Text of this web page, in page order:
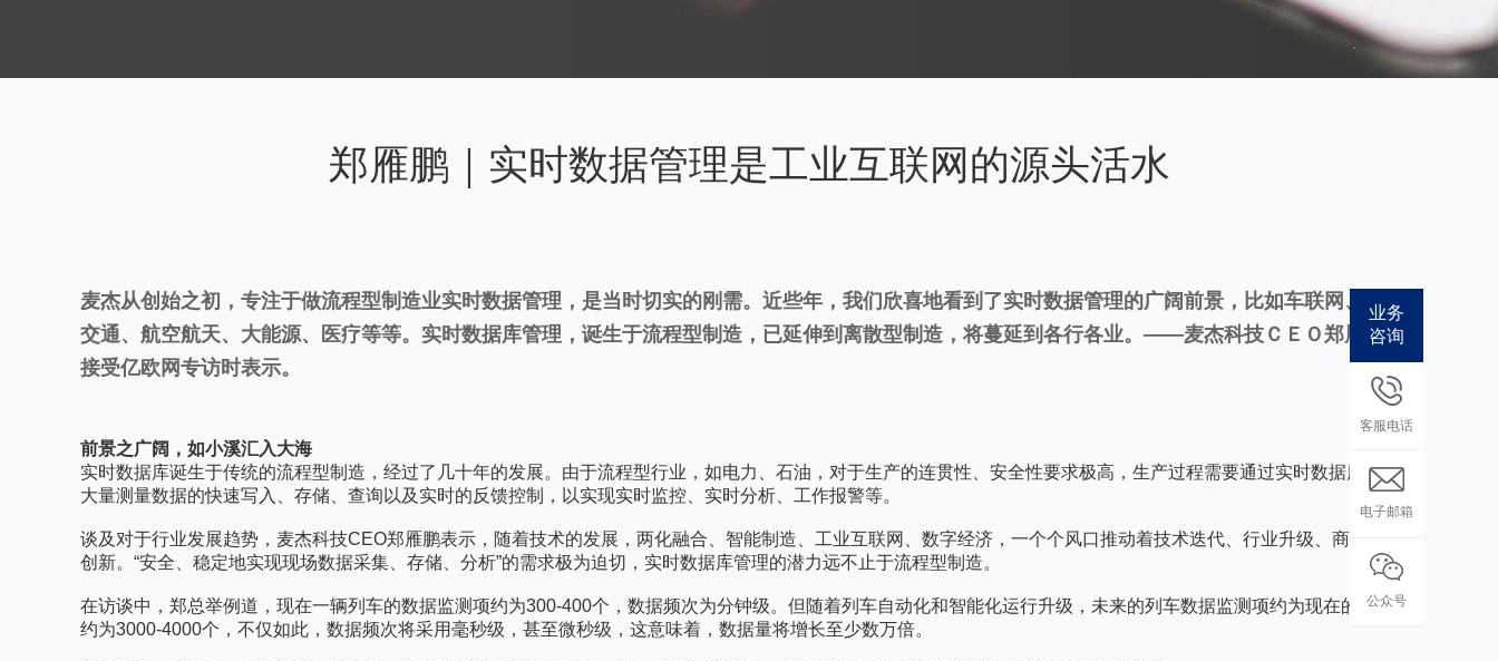
郑雁鹏｜实时数据管理是工业互联网的源头活水
麦杰从创始之初，专注于做流程型制造业实时数据管理，是当时切实的刚需。近些年，我们欣喜地看到了实时数据管理的广阔前景，比如车联网、轨道
交通、航空航天、大能源、医疗等等。实时数据库管理，诞生于流程型制造，已延伸到离散型制造，将蔓延到各行各业。——麦杰科技ＣＥＯ郑雁鹏在
接受亿欧网专访时表示。
前景之广阔，如小溪汇入大海
实时数据库诞生于传统的流程型制造，经过了几十年的发展。由于流程型行业，如电力、石油，对于生产的连贯性、安全性要求极高，生产过程需要通过实时数据库来支持
大量测量数据的快速写入、存储、查询以及实时的反馈控制，以实现实时监控、实时分析、工作报警等。
谈及对于行业发展趋势，麦杰科技CEO郑雁鹏表示，随着技术的发展，两化融合、智能制造、工业互联网、数字经济，一个个风口推动着技术迭代、行业升级、商业模式
创新。“安全、稳定地实现现场数据采集、存储、分析”的需求极为迫切，实时数据库管理的潜力远不止于流程型制造。
在访谈中，郑总举例道，现在一辆列车的数据监测项约为300-400个，数据频次为分钟级。但随着列车自动化和智能化运行升级，未来的列车数据监测项约为现在的10倍，
约为3000-4000个，不仅如此，数据频次将采用毫秒级，甚至微秒级，这意味着，数据量将增长至少数万倍。
业务
咨询
客服电话
电子邮箱
公众号